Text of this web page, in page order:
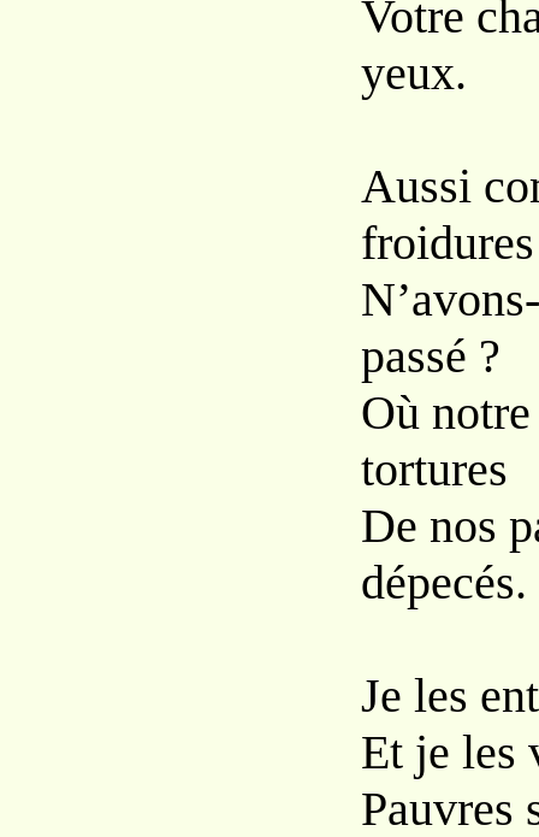
Votre
yeux.
Aussi
froidures
passé ?
Où
tortures
De nos
dépecés.
Je les
Et je les
Pauvres